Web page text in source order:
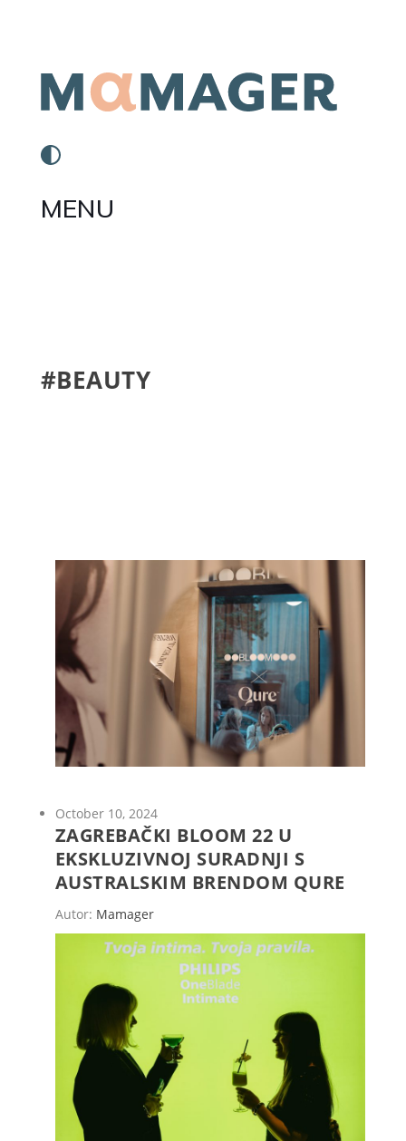
MENU
#BEAUTY
October 10, 2024
ZAGREBAČKI BLOOM 22 U
EKSKLUZIVNOJ SURADNJI S
AUSTRALSKIM BRENDOM QURE
Autor: Mamager